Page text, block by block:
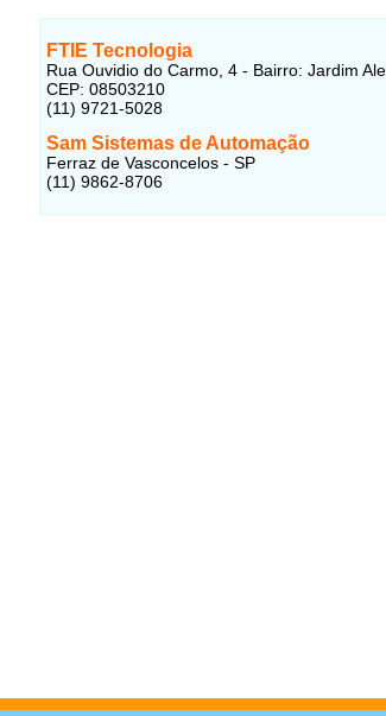
FTIE Tecnologia
Rua Ouvidio do Carmo, 4 - Bairro: Jardim
CEP: 08503210
(11) 9721-5028
Sam Sistemas de Automação
Ferraz de Vasconcelos - SP
(11) 9862-8706